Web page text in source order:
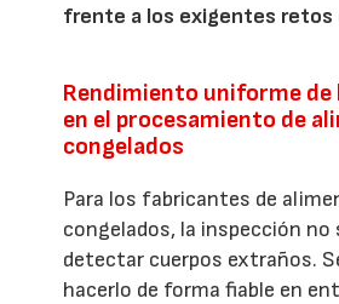
frente a los exigentes retos
Rendimiento uniforme de
en el procesamiento de
congelados
Para los fabricantes de
congelados, la inspección no
detectar cuerpos extraños.
hacerlo de forma fiable en